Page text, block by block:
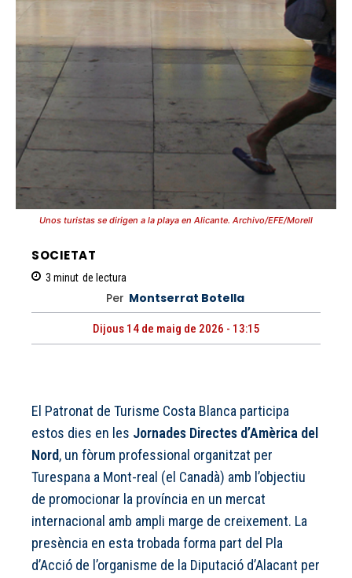
Unos turistas se dirigen a la playa en Alicante. Archivo/EFE/Morell
SOCIETAT
3 minut de lectura
Per Montserrat Botella
Dijous 14 de maig de 2026 - 13:15
El Patronat de Turisme Costa Blanca participa
estos dies en les Jornades Directes d’Amèrica del
Nord, un fòrum professional organitzat per
Turespana a Mont-real (el Canadà) amb l’objectiu
de promocionar la província en un mercat
internacional amb ampli marge de creixement. La
presència en esta trobada forma part del Pla
d’Acció de l’organisme de la Diputació d’Alacant per